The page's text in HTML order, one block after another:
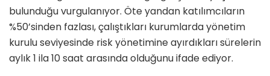
bulunduğu vurgulanıyor. Öte yandan katılımcıların
%50’sinden fazlası, çalıştıkları kurumlarda yönetim
kurulu seviyesinde risk yönetimine ayırdıkları sürelerin
aylık 1 ila 10 saat arasında olduğunu ifade ediyor.